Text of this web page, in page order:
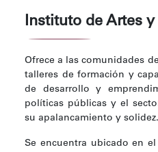
Instituto de Artes
Ofrece a las comunidades
talleres de formación y
de desarrollo y
políticas públicas y el
su apalancamiento y solidez.
Se encuentra ubicado en